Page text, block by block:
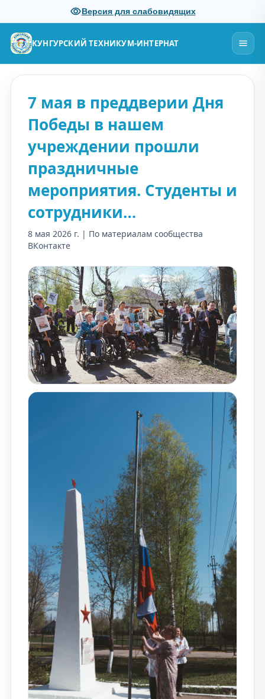
Версия для слабовидящих
КУНГУРСКИЙ ТЕХНИКУМ-ИНТЕРНАТ
7 мая в преддверии Дня
Победы в нашем
учреждении прошли
праздничные
мероприятия. Студенты и
сотрудники…
8 мая 2026 г. | По материалам сообщества
ВКонтакте